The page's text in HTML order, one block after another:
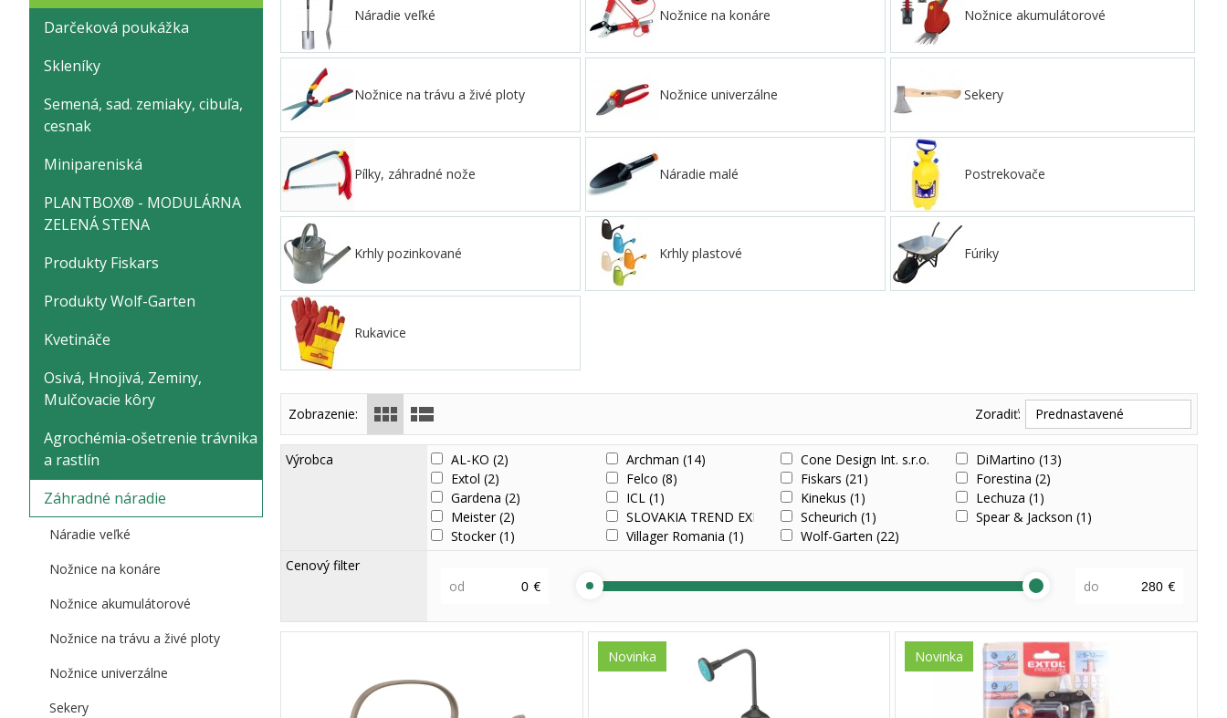
Náradie veľké Nožnice na konáre Nožnice akumulátorové
Nožnice na trávu a živé ploty Nožnice univerzálne Sekery
Pílky, záhradné nože Náradie malé Postrekovače
Krhly pozinkované Krhly plastové Fúriky
Rukavice
Zobrazenie: Zoradiť: Prednastavené
Výrobca AL-KO(2) Archman (14) Cone Design Int. s.r.o. DiMartino (13)
Extol(2) Felco (8) Fiskars(21) Forestina (2)
Gardena(2) ICL (1) Kinekus(1) Lechuza (1)
Meister(2) SLOVAKIA TREND EXPORT - IMPORT, s.r.o.
Scheurich(1) Spear & Jackson (1)
Stocker(1) Villager Romania (1) Wolf-Garten(22)
Cenový filter
od
€ do €
Novinka Novinka
Darčeková poukážka
Skleníky
Semená, sad. zemiaky, cibuľa,
cesnak
Minipareniská
PLANTBOX® - MODULÁRNA
ZELENÁ STENA
Produkty Fiskars
Produkty Wolf-Garten
Kvetináče
Osivá, Hnojivá, Zeminy,
Mulčovacie kôry
Agrochémia-ošetrenie trávnika
a rastlín
Záhradné náradie
Náradie veľké
Nožnice na konáre
Nožnice akumulátorové
Nožnice na trávu a živé ploty
Nožnice univerzálne
Sekery